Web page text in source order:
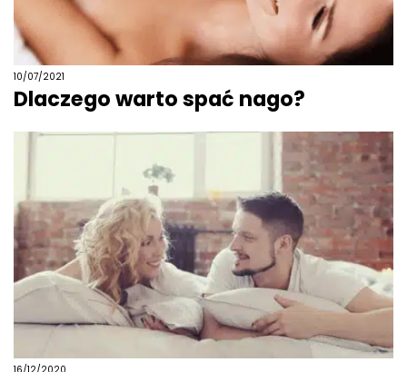
10/07/2021
Dlaczego warto spać nago?